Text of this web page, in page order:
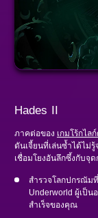
Hades II
ภาคต่อของ เกมโร้กไล
ดันเจี้ยนที่เล่นซ้ำได้ไม่
เชื่อมโยงอันลึกซึ้งกับจุ
สำรวจโลกปกรณัม
Underworld ผู้เป็
สำเร็จของคุณ